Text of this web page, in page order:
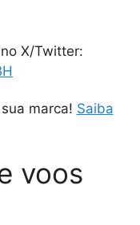
X/Twitter:
marca! Saiba
voos